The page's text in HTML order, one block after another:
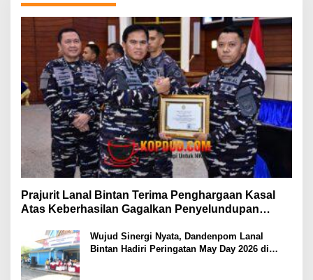
Prajurit Lanal Bintan Terima Penghargaan Kasal
Atas Keberhasilan Gagalkan Penyelundupan
Wujud Sinergi Nyata, Dandenpom Lanal
Bintan Hadiri Peringatan May Day 2026 di